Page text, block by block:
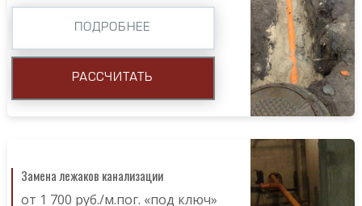
ПОДРОБНЕЕ
РАССЧИТАТЬ
Замена лежаков канализации
от 1 700 руб./м.пог. «под ключ»